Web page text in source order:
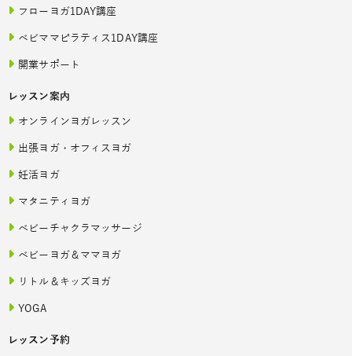
フローヨガ1DAY講座
ベビママピラティス1DAY講座
開業サポート
レッスン案内
オンラインヨガレッスン
出張ヨガ・オフィスヨガ
妊活ヨガ
マタニティヨガ
ベビーチャクラマッサージ
ベビーヨガ＆ママヨガ
リトル＆キッズヨガ
YOGA
レッスン予約